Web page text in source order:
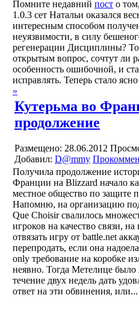
Помните недавний пост о
1.0.3 сет Натальи оказался
интересным способом
неуязвимости, в силу
регенерации Дисциплины?
открытым вопрос, сочтут ли
особенность ошибочной, и
исправлять. Теперь стало
»
Кутерьма во
продолжение
Размещено: 28.06.2012
Добавил: D@mmy
Получила продолжение
Франции на Blizzard начало
местное общество по защите
Напомню, на организацию
Que Choisir свалилось
игроков на качество связи,
отвязать игру от battle.net
перепродать, если она
only требование на коробке
неявно. Тогда Метелице было
течение двух недель дать
ответ на эти обвинения, или...